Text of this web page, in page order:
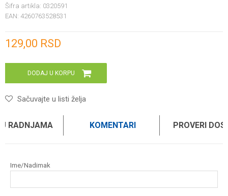
Šifra artikla: 0320591
EAN: 4260763528531
129,00 RSD
DODAJ U KORPU
Sačuvajte u listi želja
RADNJAMA KOMENTARI PROVERI
Ime/Nadimak